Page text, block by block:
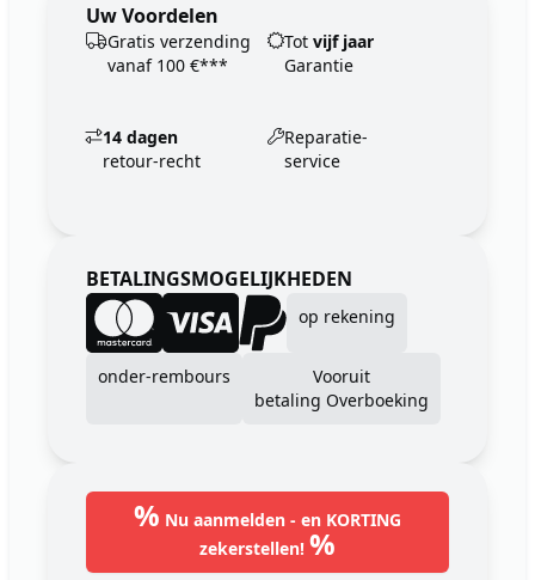
Uw Voordelen
Gratis verzending
vanaf 100 €***
Tot vijf jaar
Garantie
14 dagen
retour-recht
Reparatie-
service
BETALINGSMOGELIJKHEDEN
op rekening
onder-rembours
Vooruit
betaling Overboeking
% Nu aanmelden - en KORTING
zekerstellen! %